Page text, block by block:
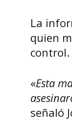
La
quien
control.
«Esta
señaló